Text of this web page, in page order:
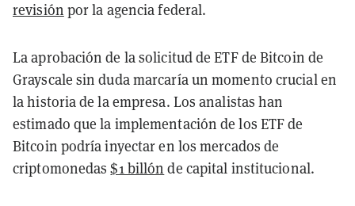
revisión por la agencia federal.
La aprobación de la solicitud de ETF de Bitcoin de
Grayscale sin duda marcaría un momento crucial en
la historia de la empresa. Los analistas han
estimado que la implementación de los ETF de
Bitcoin podría inyectar en los mercados de
criptomonedas$1 billón de capital institucional.